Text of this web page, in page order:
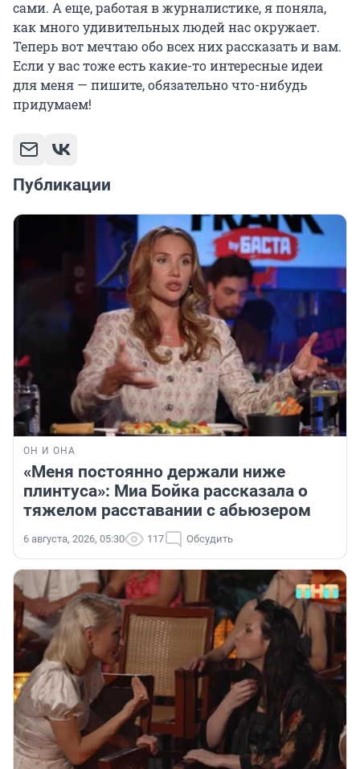
сами. А еще, работая в журналистике, я поняла,
как много удивительных людей нас окружает.
Теперь вот мечтаю обо всех них рассказать и вам.
Если у вас тоже есть какие-то интересные идеи
для меня — пишите, обязательно что-нибудь
придумаем!
Публикации
ОН И ОНА
«Меня постоянно держали ниже
плинтуса»: Миа Бойка рассказала о
тяжелом расставании с абьюзером
6 августа, 2026, 05:30 117 Обсудить